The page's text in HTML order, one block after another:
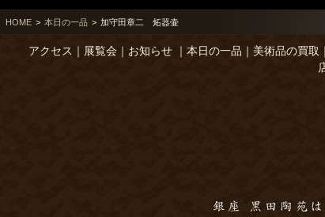
HOME > 本日の一品 > 加守田章二 炻器壷
アクセス ｜ 展覧会｜ お知らせ｜ 本日の一品 ｜ 美術品の買取 ｜